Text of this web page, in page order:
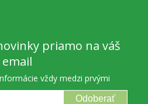
priamo na váš
email
vždy medzi prvými
Odoberať